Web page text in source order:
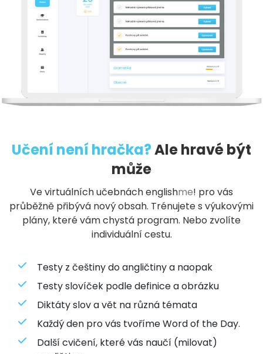
Učení není hračka?Ale hravé být
může
Ve virtuálních učebnáchenglishme! pro vás
průběžně přibývá nový obsah. Trénujete s výukovými
plány, které vám chystá program. Nebo zvolíte
individuální cestu.
Testy z češtiny do angličtiny a naopak
Testy slovíček podle definice a obrázku
Diktáty slov a vět na různá témata
Každý den pro vás tvoříme Word of the Day.
Další cvičení, které vás naučí (milovat)